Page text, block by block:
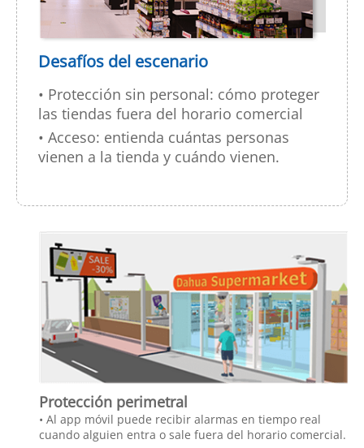
Desafíos del escenario
• Protección sin personal: cómo proteger
las tiendas fuera del horario comercial
• Acceso: entienda cuántas personas
vienen a la tienda y cuándo vienen.
Protección perimetral
• Al app móvil puede recibir alarmas en tiempo real
cuando alguien entra o sale fuera del horario comercial.